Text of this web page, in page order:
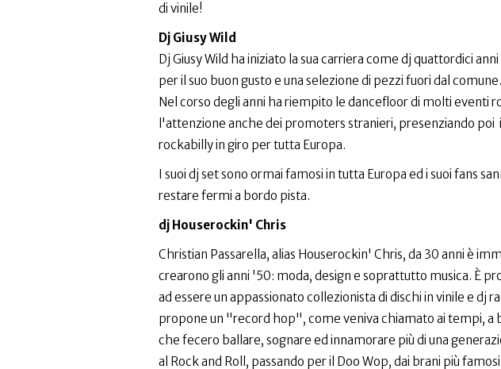
di vinile!
Dj Giusy Wild
Dj Giusy Wild ha iniziato la sua carriera come dj quattordici
per il suo buon gusto e una selezione di pezzi fuori dal comune.
Nel corso degli anni ha riempito le dancefloor di molti eventi
l'attenzione anche dei promoters stranieri, presenziando poi
rockabilly in giro per tutta Europa.
I suoi dj set sono ormai famosi in tutta Europa ed i suoi fans
restare fermi a bordo pista.
dj Houserockin' Chris
Christian Passarella, alias Houserockin' Chris, da 30 anni è
crearono gli anni '50: moda, design e soprattutto musica. È
ad essere un appassionato collezionista di dischi in vinile e dj
propone un "record hop", come veniva chiamato ai tempi, a
che fecero ballare, sognare ed innamorare più di una
al Rock and Roll, passando per il Doo Wop, dai brani più